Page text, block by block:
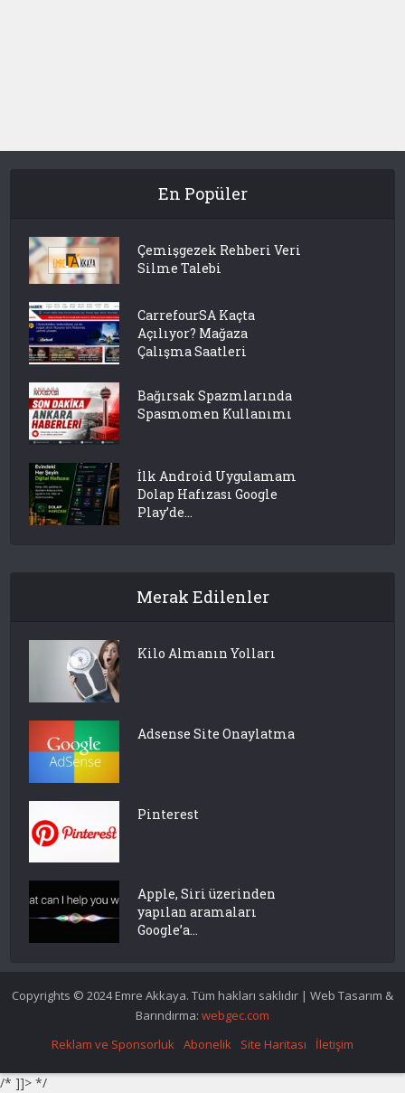
En Popüler
Çemişgezek Rehberi Veri
Silme Talebi
CarrefourSA Kaçta
Açılıyor? Mağaza
Çalışma Saatleri
Bağırsak Spazmlarında
Spasmomen Kullanımı
İlk Android Uygulamam
Dolap Hafızası Google
Play’de...
Merak Edilenler
Kilo Almanın Yolları
Adsense Site Onaylatma
Pinterest
Apple, Siri üzerinden
yapılan aramaları
Google’a...
Copyrights © 2024 Emre Akkaya. Tüm hakları saklıdır | Web Tasarım &
Barındırma: webgec.com
Reklam ve Sponsorluk Abonelik Site Haritası İletişim
/* ]]> */